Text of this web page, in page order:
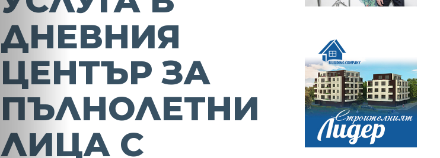
ДНЕВНИЯ
ЦЕНТЪР ЗА
ПЪЛНОЛЕТНИ
ЛИЦА С